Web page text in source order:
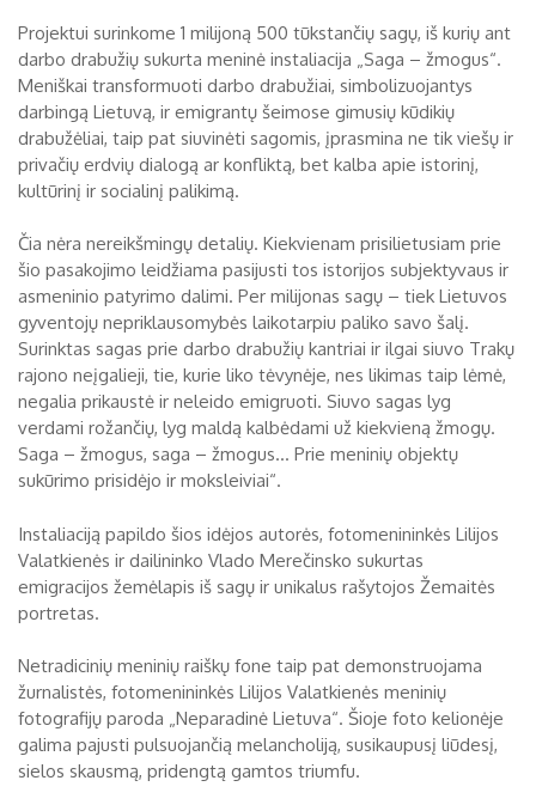
Projektui surinkome 1 milijoną 500 tūkstančių sagų, iš kurių ant
darbo drabužių sukurta meninė instaliacija „Saga – žmogus“.
Meniškai transformuoti darbo drabužiai, simbolizuojantys
darbingą Lietuvą, ir emigrantų šeimose gimusių kūdikių
drabužėliai, taip pat siuvinėti sagomis, įprasmina ne tik viešų ir
privačių erdvių dialogą ar konfliktą, bet kalba apie istorinį,
kultūrinį ir socialinį palikimą.
Čia nėra nereikšmingų detalių. Kiekvienam prisilietusiam prie
šio pasakojimo leidžiama pasijusti tos istorijos subjektyvaus ir
asmeninio patyrimo dalimi. Per milijonas sagų – tiek Lietuvos
gyventojų nepriklausomybės laikotarpiu paliko savo šalį.
Surinktas sagas prie darbo drabužių kantriai ir ilgai siuvo Trakų
rajono neįgalieji, tie, kurie liko tėvynėje, nes likimas taip lėmė,
negalia prikaustė ir neleido emigruoti. Siuvo sagas lyg
verdami rožančių, lyg maldą kalbėdami už kiekvieną žmogų.
Saga – žmogus, saga – žmogus... Prie meninių objektų
sukūrimo prisidėjo ir moksleiviai“.
Instaliaciją papildo šios idėjos autorės, fotomenininkės Lilijos
Valatkienės ir dailininko Vlado Merečinsko sukurtas
emigracijos žemėlapis iš sagų ir unikalus rašytojos Žemaitės
portretas.
Netradicinių meninių raiškų fone taip pat demonstruojama
žurnalistės, fotomenininkės Lilijos Valatkienės meninių
fotografijų paroda „Neparadinė Lietuva“. Šioje foto kelionėje
galima pajusti pulsuojančią melancholiją, susikaupusį liūdesį,
sielos skausmą, pridengtą gamtos triumfu.